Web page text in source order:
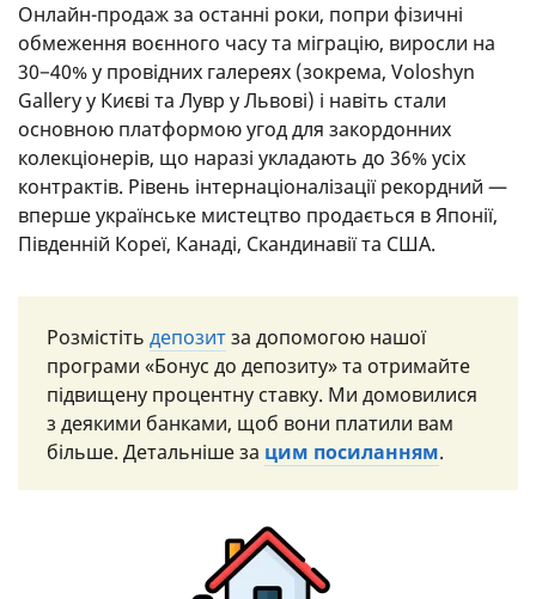
Онлайн-продаж за останні роки, попри фізичні
обмеження воєнного часу та міграцію, виросли на
30−40% у провідних галереях (зокрема, Voloshyn
Gallery у Києві та Лувр у Львові) і навіть стали
основною платформою угод для закордонних
колекціонерів, що наразі укладають до 36% усіх
контрактів. Рівень інтернаціоналізації рекордний —
вперше українське мистецтво продається в Японії,
Південній Кореї, Канаді, Скандинавії та США.
Розмістіть депозитза допомогою нашої
програми «Бонус до депозиту» та отримайте
підвищену процентну ставку. Ми домовилися
з деякими банками, щоб вони платили вам
більше. Детальніше за цим посиланням.